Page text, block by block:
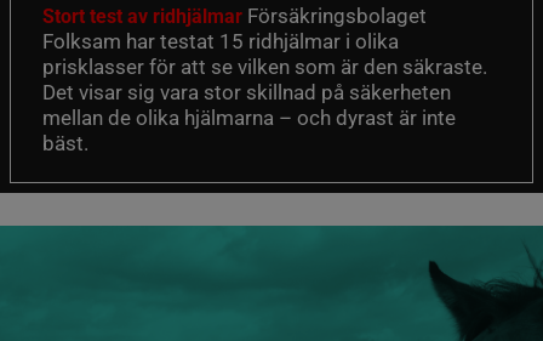
Stort test av ridhjälmar Försäkringsbolaget
Folksam har testat 15 ridhjälmar i olika
prisklasser för att se vilken som är den säkraste.
Det visar sig vara stor skillnad på säkerheten
mellan de olika hjälmarna – och dyrast är inte
bäst.